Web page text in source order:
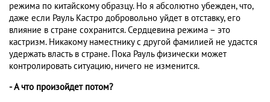
режима по китайскому образцу. Но я абсолютно убежден, что,
даже если Рауль Кастро добровольно уйдет в отставку, его
влияние в стране сохранится. Сердцевина режима – это
кастризм. Никакому наместнику с другой фамилией не удастся
удержать власть в стране. Пока Рауль физически может
контролировать ситуацию, ничего не изменится.
- А что произойдет потом?